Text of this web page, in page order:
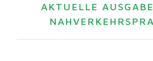
AKTUELLE